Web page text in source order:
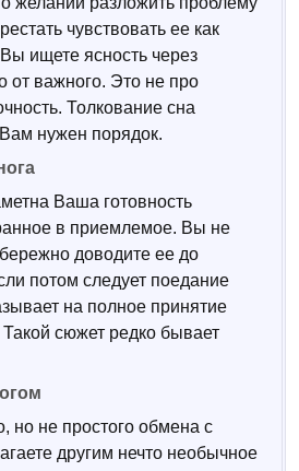
чувствовать ее как
ищете ясность через
от важного. Это не про
Толкование сна
нужен порядок.
Ваша готовность
в приемлемое. Вы не
доводите ее до
потом следует поедание
на полное принятие
Такой сюжет редко бывает
но не простого обмена с
другим нечто необычное